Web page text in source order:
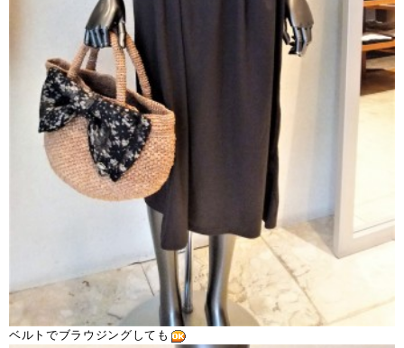
ベルトでブラウジングしても